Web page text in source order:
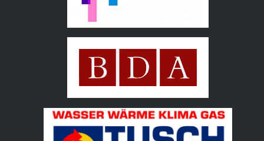
Bundesdenkmalamt